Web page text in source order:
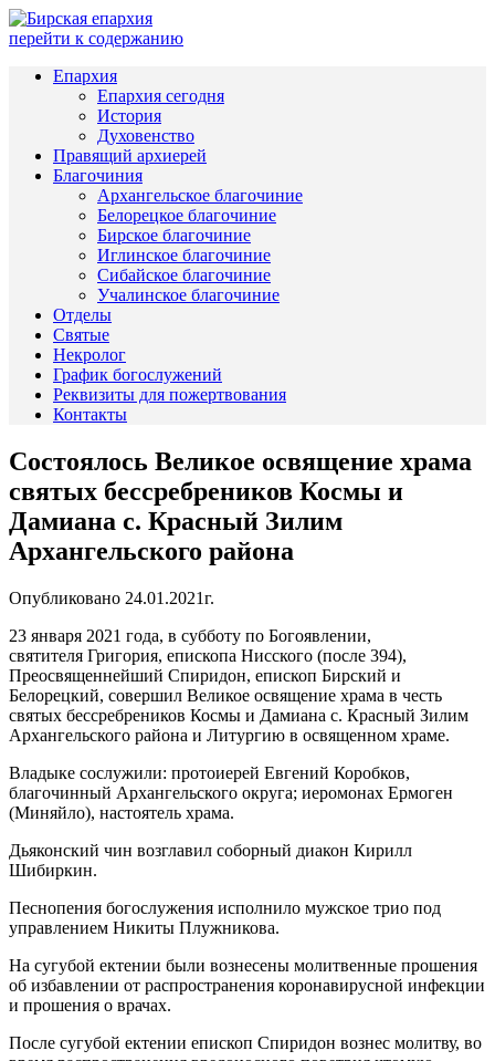
перейти к содержанию
Епархия
Епархия сегодня
История
Духовенство
Правящий архиерей
Благочиния
Архангельское благочиние
Белорецкое благочиние
Бирское благочиние
Иглинское благочиние
Сибайское благочиние
Учалинское благочиние
Отделы
Святые
Некролог
График богослужений
Реквизиты для пожертвования
Контакты
Состоялось Великое освящение храма
святых бессребреников Космы и
Дамиана с. Красный Зилим
Архангельского района
Опубликовано 24.01.2021г.
23 января 2021 года, в cубботу по Богоявлении,
святителя Григория, епископа Нисского (после 394),
Преосвященнейший Спиридон, епископ Бирский и
Белорецкий, совершил Великое освящение храма в честь
святых бессребреников Космы и Дамиана с. Красный Зилим
Архангельского района и Литургию в освященном храме.
Владыке сослужили: протоиерей Евгений Коробков,
благочинный Архангельского округа; иеромонах Ермоген
(Миняйло), настоятель храма.
Дьяконский чин возглавил соборный диакон Кирилл
Шибиркин.
Песнопения богослужения исполнило мужское трио под
управлением Никиты Плужникова.
На сугубой ектении были вознесены молитвенные прошения
об избавлении от распространения коронавирусной инфекции
и прошения о врачах.
После сугубой ектении епископ Спиридон вознес молитву, во